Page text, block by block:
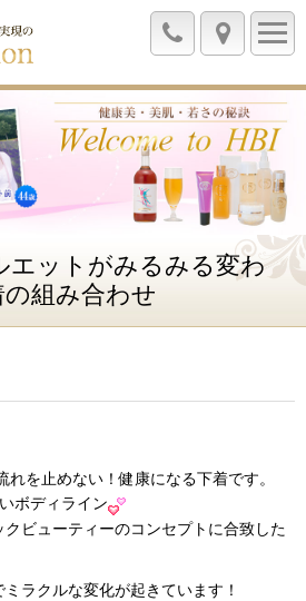
エットがみるみる変わ
組み合わせ
を止めない！健康になる下着です。
ボディライン
クビューティーのコンセプトに合致した
ラクルな変化が起きています！